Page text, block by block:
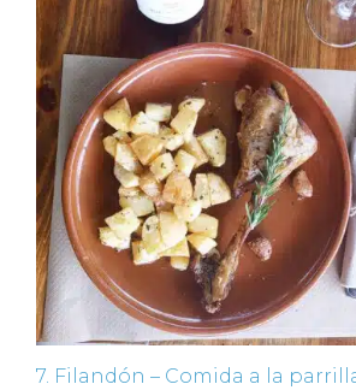
7. Filandón – Comida a la